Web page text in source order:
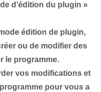
d’édition du plugin »
édition de plugin,
ou de modifier des
le programme.
vos ⁤modifications​ et
pour vous a